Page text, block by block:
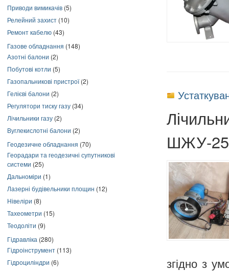
Приводи вимикачів (5)
Релейний захист (10)
Ремонт кабелю (43)
Газове обладнання (148)
Азотні балони (2)
Побутові котли (5)
Газопальникові пристрої(2)
Гелієві балони (2)
Регулятори тиску газу (34)
Лічильники газу (2)
Вуглекислотні балони (2)
Геодезичне обладнання (70)
Георадари та геодезичні супутникові
системи (25)
Дальноміри (1)
Лазерні будівельники площин (12)
Нівеліри (8)
Тахеометри (15)
Теодоліти (9)
Гідравліка (280)
Гідроінструмент (113)
Гідроциліндри (6)
ШЖУ-
згідно з